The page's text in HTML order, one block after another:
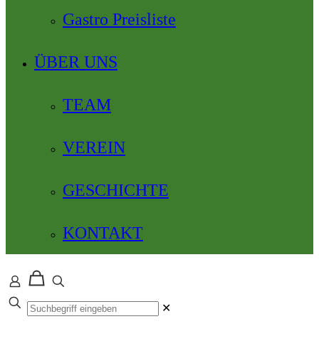
Gastro Preisliste
ÜBER UNS
TEAM
VEREIN
GESCHICHTE
KONTAKT
✕